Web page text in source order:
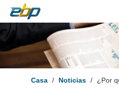
Casa / Noticias /
¿Por